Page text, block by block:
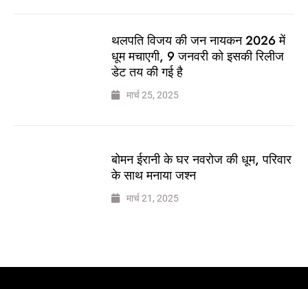
थलपति विजय की जन नायकन 2026 में
धूम मचाएगी, 9 जनवरी को इसकी रिलीज
डेट तय की गई है
मार्च 25, 2025
बोमन ईरानी के घर नवरोज की धूम, परिवार
के साथ मनाया जश्न
मार्च 21, 2025